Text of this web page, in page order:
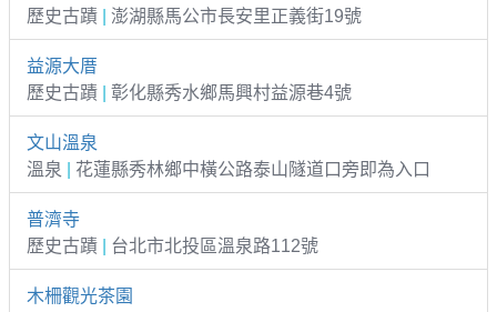
歷史古蹟
澎湖縣馬公市長安里正義街19號
益源大厝
歷史古蹟
彰化縣秀水鄉馬興村益源巷4號
文山溫泉
溫泉
花蓮縣秀林鄉中橫公路泰山隧道口旁即為入口
普濟寺
歷史古蹟
台北市北投區溫泉路112號
木柵觀光茶園